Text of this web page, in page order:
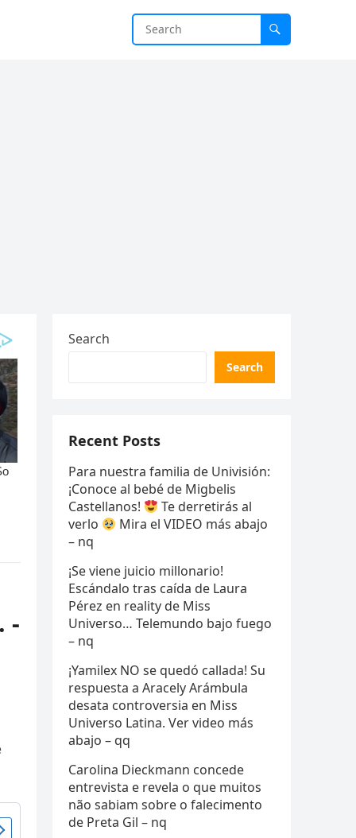
-
Search
Search
Recent Posts
Para nuestra familia de Univisión:
¡Conoce al bebé de Migbelis
Castellanos!
Te derretirás al
verlo
Mira el VIDEO más abajo
– nq
¡Se viene juicio millonario!
Escándalo tras caída de Laura
Pérez en reality de Miss
Universo… Telemundo bajo fuego
– nq
¡Yamilex NO se quedó callada! Su
respuesta a Aracely Arámbula
desata controversia en Miss
Universo Latina. Ver video más
abajo – qq
Carolina Dieckmann concede
entrevista e revela o que muitos
não sabiam sobre o falecimento
de Preta Gil – nq